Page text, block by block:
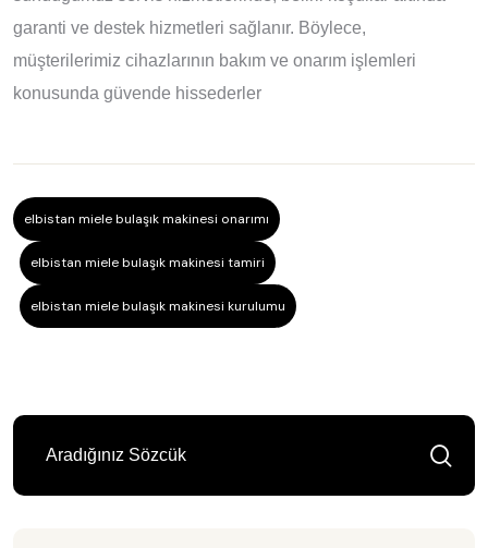
garanti ve destek hizmetleri sağlanır. Böylece,
müşterilerimiz cihazlarının bakım ve onarım işlemleri
konusunda güvende hissederler
elbistan miele bulaşık makinesi onarımı
elbistan miele bulaşık makinesi tamiri
elbistan miele bulaşık makinesi kurulumu